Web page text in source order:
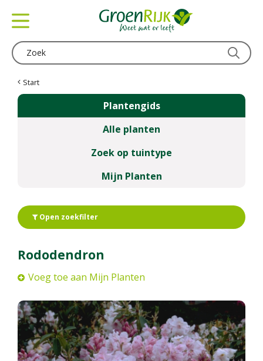
Start
Plantengids
Alle planten
Zoek op tuintype
Mijn Planten
Open zoekfilter
Rododendron
Voeg toe aan Mijn Planten